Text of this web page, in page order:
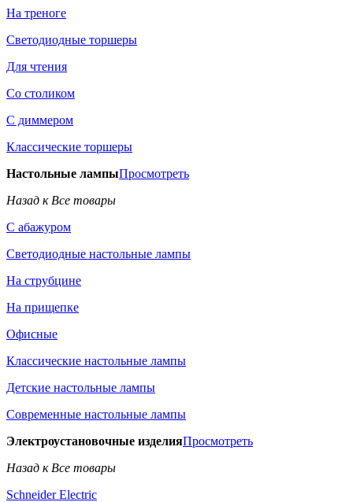
На треноге
Светодиодные торшеры
Для чтения
Со столиком
С диммером
Классические торшеры
Настольные лампыПросмотреть
Назад к Все товары
С абажуром
Светодиодные настольные лампы
На струбцине
На прищепке
Офисные
Классические настольные лампы
Детские настольные лампы
Современные настольные лампы
Электроустановочные изделияПросмотреть
Назад к Все товары
Schneider Electric